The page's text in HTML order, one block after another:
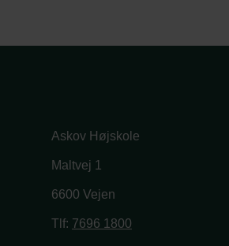
Askov Højskole
Maltvej 1
6600 Vejen
Tlf: 7696 1800